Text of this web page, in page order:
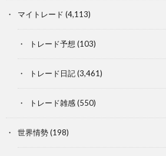
マイトレード (4,113)
トレード予想 (103)
トレード日記(3,461)
トレード雑感(550)
世界情勢(198)